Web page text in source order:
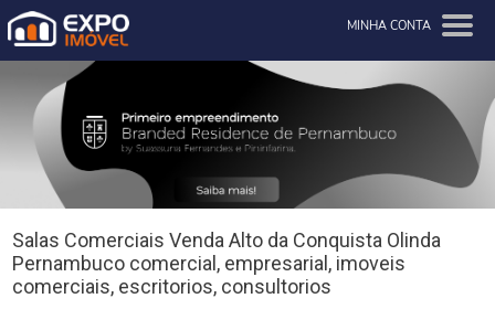
MINHA CONTA
Salas Comerciais Venda Alto da Conquista Olinda
Pernambuco comercial, empresarial, imoveis
comerciais, escritorios, consultorios